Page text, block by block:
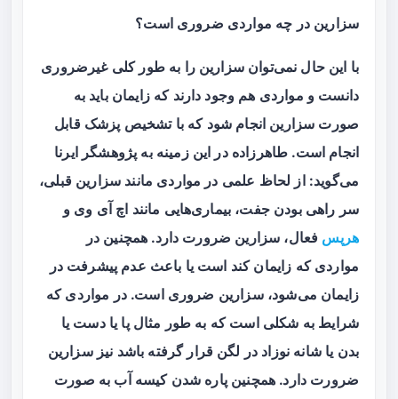
سزارین در چه مواردی ضروری است؟
با این حال نمی‌توان سزارین را به طور کلی غیرضروری
دانست و مواردی هم وجود دارند که زایمان باید به
صورت سزارین انجام شود که با تشخیص پزشک قابل
انجام است. طاهرزاده در این زمینه به پژوهشگر ایرنا
می‌گوید: از لحاظ علمی در مواردی مانند سزارین قبلی،
سر راهی بودن جفت، بیماری‌هایی مانند اچ آی وی و
هرپس فعال، سزارین ضرورت دارد. همچنین در
مواردی که زایمان کند است یا باعث عدم پیشرفت در
زایمان می‌شود، سزارین ضروری است. در مواردی که
شرایط به شکلی است که به طور مثال پا یا دست یا
بدن یا شانه نوزاد در لگن قرار گرفته باشد نیز سزارین
ضرورت دارد. همچنین پاره شدن کیسه آب به صورت